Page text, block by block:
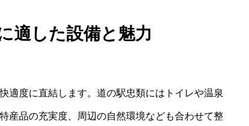
適した設備と魅力
適度に直結します。道の駅忠類にはトイレや温泉
産品の充実度、周辺の自然環境なども合わせて整